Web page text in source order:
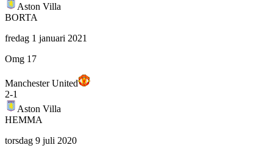
Aston Villa
BORTA
fredag 1 januari 2021
Omg 17
Manchester United
2-1
Aston Villa
HEMMA
torsdag 9 juli 2020